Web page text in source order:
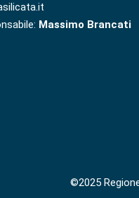
Massimo Brancati
©2025